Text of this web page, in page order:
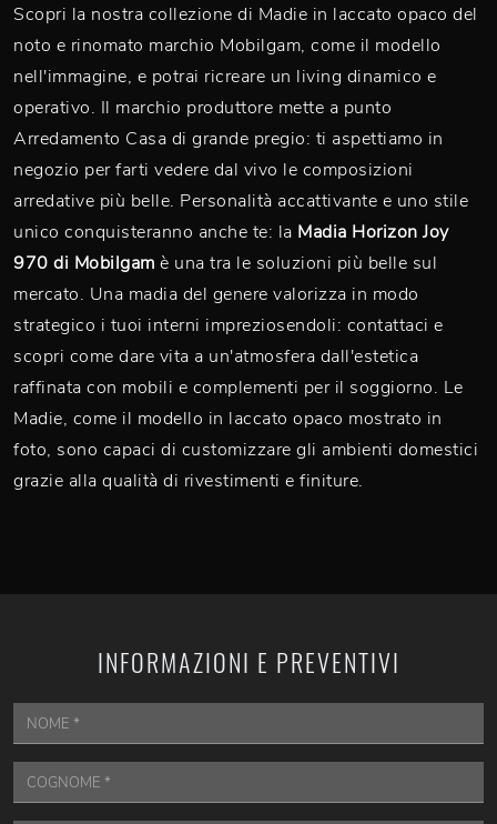
Scopri la nostra collezione di Madie in laccato opaco del
noto e rinomato marchio Mobilgam, come il modello
nell'immagine, e potrai ricreare un living dinamico e
operativo. Il marchio produttore mette a punto
Arredamento Casa di grande pregio: ti aspettiamo in
negozio per farti vedere dal vivo le composizioni
arredative più belle. Personalità accattivante e uno stile
unico conquisteranno anche te: la Madia Horizon Joy
970 di Mobilgam è una tra le soluzioni più belle sul
mercato. Una madia del genere valorizza in modo
strategico i tuoi interni impreziosendoli: contattaci e
scopri come dare vita a un'atmosfera dall'estetica
raffinata con mobili e complementi per il soggiorno. Le
Madie, come il modello in laccato opaco mostrato in
foto, sono capaci di customizzare gli ambienti domestici
grazie alla qualità di rivestimenti e finiture.
INFORMAZIONI E PREVENTIVI